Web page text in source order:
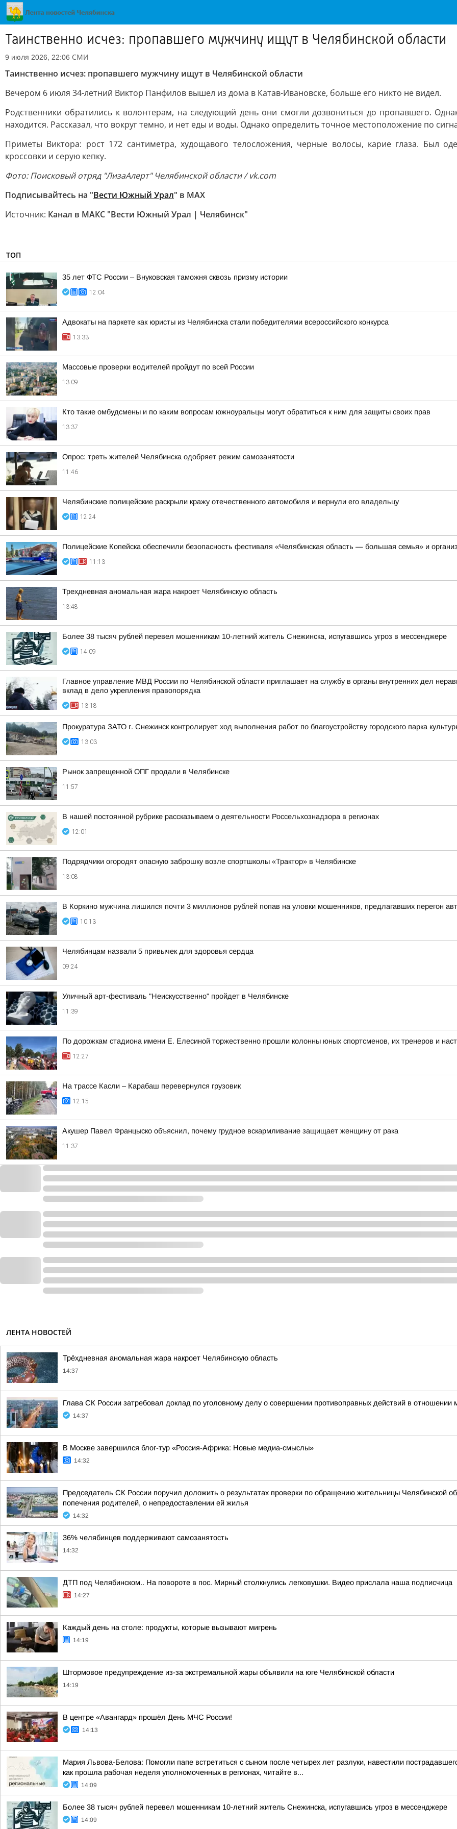
Таинственно исчез: пропавшего мужчину ищут в Челябинской области
9 июля 2026, 22:06 СМИ
Таинственно исчез: пропавшего мужчину ищут в Челябинской области
Вечером 6 июля 34-летний Виктор Панфилов вышел из дома в Катав-Ивановске, больше его никто не видел.
Родственники обратились к волонтерам, на следующий день они смогли дозвониться до пропавшего.
находится. Рассказал, что вокруг темно, и нет еды и воды. Однако определить точное местоположение по
Приметы Виктора: рост 172 сантиметра, худощавого телосложения, черные волосы, карие глаза. Был
кроссовки и серую кепку.
Фото: Поисковый отряд "ЛизаАлерт" Челябинской области / vk.com
Подписывайтесь на "Вести Южный Урал" в MAХ
Источник: Канал в МАКС "Вести Южный Урал | Челябинск"
ТОП
35 лет ФТС России – Внуковская таможня сквозь призму истории
12:04
Адвокаты на паркете как юристы из Челябинска стали победителями всероссийского конкурса
13:33
Массовые проверки водителей пройдут по всей России
13:09
Кто такие омбудсмены и по каким вопросам южноуральцы могут обратиться к ним для защиты своих прав
13:37
Опрос: треть жителей Челябинска одобряет режим самозанятости
11:46
Челябинские полицейские раскрыли кражу отечественного автомобиля и вернули его владельцу
12:24
Полицейские Копейска обеспечили безопасность фестиваля «Челябинская область — большая семья» и
11:13
Трехдневная аномальная жара накроет Челябинскую область
13:48
Более 38 тысяч рублей перевел мошенникам 10-летний житель Снежинска, испугавшись угроз в мессенджере
14:09
Главное управление МВД России по Челябинской области приглашает на службу в органы внутренних дел
вклад в дело укрепления правопорядка
13:18
Прокуратура ЗАТО г. Снежинск контролирует ход выполнения работ по благоустройству городского парка
13:03
Рынок запрещенной ОПГ продали в Челябинске
11:57
В нашей постоянной рубрике рассказываем о деятельности Россельхознадзора в регионах
12:01
Подрядчики огородят опасную заброшку возле спортшколы «Трактор» в Челябинске
13:08
В Коркино мужчина лишился почти 3 миллионов рублей попав на уловки мошенников, предлагавших перегон
10:13
Челябинцам назвали 5 привычек для здоровья сердца
09:24
Уличный арт-фестиваль "Неискусственно" пройдет в Челябинске
11:39
По дорожкам стадиона имени Е. Елесиной торжественно прошли колонны юных спортсменов, их тренеров и
12:27
На трассе Касли – Карабаш перевернулся грузовик
12:15
Акушер Павел Францыско объяснил, почему грудное вскармливание защищает женщину от рака
11:37
ЛЕНТА НОВОСТЕЙ
Трёхдневная аномальная жара накроет Челябинскую область
14:37
Глава СК России затребовал доклад по уголовному делу о совершении противоправных действий в отношении
14:37
В Москве завершился блог-тур «Россия-Африка: Новые медиа-смыслы»
14:32
Председатель СК России поручил доложить о результатах проверки по обращению жительницы Челябинской
попечения родителей, о непредоставлении ей жилья
14:32
36% челябинцев поддерживают самозанятость
14:32
ДТП под Челябинском.. На повороте в пос. Мирный столкнулись легковушки. Видео прислала наша подписчица
14:27
Каждый день на столе: продукты, которые вызывают мигрень
14:19
Штормовое предупреждение из-за экстремальной жары объявили на юге Челябинской области
14:19
В центре «Авангард» прошёл День МЧС России!
14:13
Мария Львова-Белова: Помогли папе встретиться с сыном после четырех лет разлуки, навестили
как прошла рабочая неделя уполномоченных в регионах, читайте в...
14:09
Более 38 тысяч рублей перевел мошенникам 10-летний житель Снежинска, испугавшись угроз в мессенджере
14:09